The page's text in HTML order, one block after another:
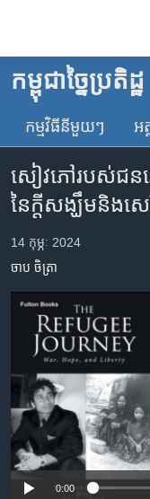
គេហទំព័រ​
ទាក់ទង
និង​
ចូល​
ទៅ​​
ទំព័រ​
ម្តង
រំលង​
រចនា
សម្ព័ន្ធ​
រំលង​
និង​
កម្ពុជា
អន្តរជាតិ
ចិន
ហេឡូវីអូអេ
កម្ពុជាច្នៃប្រតិដ្ឋ
ទូរទស្សន៍ / វីដេអូ​
វិទ្យុ / ផតខាសថ៍
កម្មវិធីទាំងអស់
Khmer English
បណ្តាញ​សង្គម
កម្ពុជាច្នៃប្រតិដ្ឋ
កម្មវិធី​នីមួយៗ អ
សៀវភៅ​របស់​ជនភ
នៃ​ក្តីសង្ឃឹមនិង​សេ
14 កុម្ភៈ 2024
ចាប ចិត្រា
No
0:00